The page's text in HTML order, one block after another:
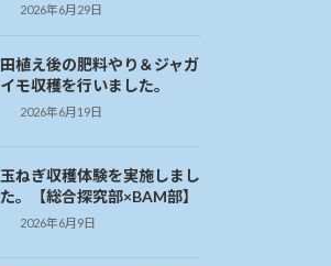
2026年6月29日
田植え後の肥料やり＆ジャガ
イモ収穫を行いました。
2026年6月19日
玉ねぎ収穫体験を実施しまし
た。【総合探究部×BAM部】
2026年6月9日